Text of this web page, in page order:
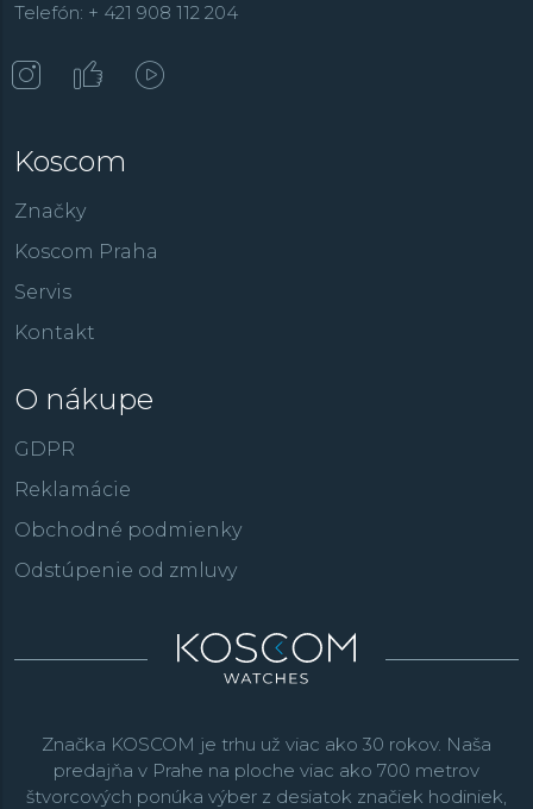
Telefón: + 421 908 112 204
Koscom
Značky
Koscom Praha
Servis
Kontakt
O nákupe
GDPR
Reklamácie
Obchodné podmienky
Odstúpenie od zmluvy
Značka KOSCOM je trhu už viac ako 30 rokov. Naša
predajňa v Prahe na ploche viac ako 700 metrov
štvorcových ponúka výber z desiatok značiek hodiniek,